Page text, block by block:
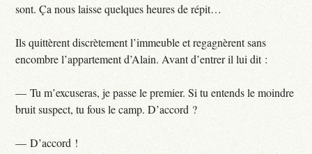
sont. Ça nous laisse quelques heures de répit…
Ils quittèrent discrètement l’immeuble et regagnèrent sans
encombre l’appartement d’Alain. Avant d’entrer il lui dit :
— Tu m’excuseras, je passe le premier. Si tu entends le moindre
bruit suspect, tu fous le camp. D’accord ?
— D’accord !